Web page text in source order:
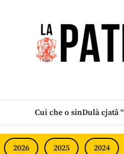
Cui che o sinDulà cjatâ
2026 2025 2024